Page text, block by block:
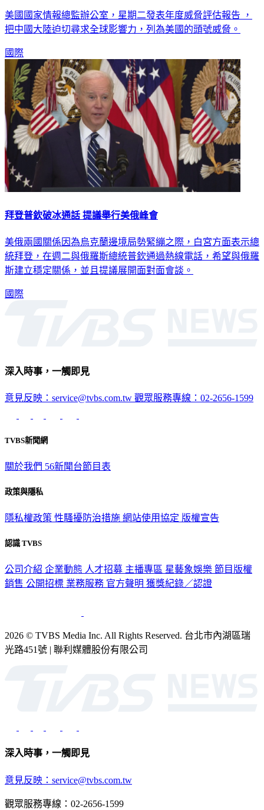
美國國家情報總監辦公室，星期二發表年度威脅評估報告 ，
把中國大陸迫切尋求全球影響力，列為美國的頭號威脅。
國際
拜登普欽破冰通話 提議舉行美俄峰會
美俄兩國關係因為烏克蘭邊境局勢緊繃之際，白宮方面表示總
統拜登，在週二與俄羅斯總統普欽通過熱線電話，希望與俄羅
斯建立穩定關係，並且提議展開面對面會談。
國際
深入時事，一觸即見
意見反映：service@tvbs.com.tw 觀眾服務專線：02-2656-1599
TVBS新聞網
關於我們 56新聞台節目表
政策與隱私
隱私權政策 性騷擾防治措施 網站使用協定 版權宣告
認識 TVBS
公司介紹 企業動態 人才招募 主播專區 星藝象娛樂 節目版權
銷售 公開招標 業務服務 官方聲明 獲獎紀錄／認證
2026 © TVBS Media Inc. All Rights Reserved. 台北市內湖區瑞
光路451號 | 聯利媒體股份有限公司
深入時事，一觸即見
意見反映：service@tvbs.com.tw
觀眾服務專線：02-2656-1599